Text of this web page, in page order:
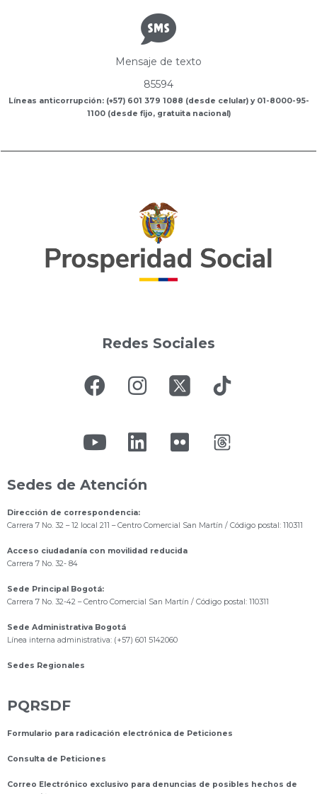
Mensaje de texto
85594
Líneas anticorrupción: (+57) 601 379 1088 (desde celular) y 01-8000-95-
1100 (desde fijo, gratuita nacional)
Redes Sociales
Sedes de Atención
Dirección de correspondencia:
Carrera 7 No. 32 – 12 local 211 – Centro Comercial San Martín / Código postal: 110311
Acceso ciudadanía con movilidad reducida
Carrera 7 No. 32- 84
Sede Principal Bogotá:
Carrera 7 No. 32-42 – Centro Comercial San Martín / Código postal: 110311
Sede Administrativa Bogotá
Línea interna administrativa: (+57) 601 5142060
Sedes Regionales
PQRSDF
Formulario para radicación electrónica de Peticiones
Consulta de Peticiones
Correo Electrónico exclusivo para denuncias de posibles hechos de